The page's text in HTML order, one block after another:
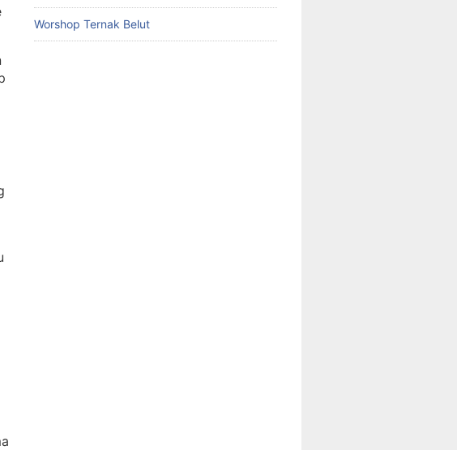
Worshop Ternak Belut